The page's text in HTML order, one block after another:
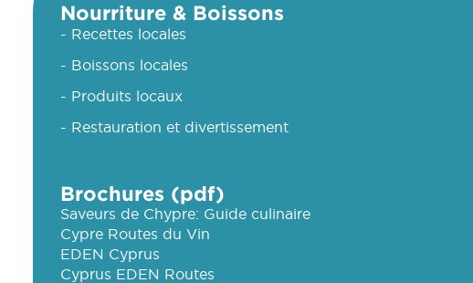
Nourriture & Boissons
- Recettes locales
- Boissons locales
- Produits locaux
- Restauration et divertissement
Brochures (pdf)
Saveurs de Chypre: Guide culinaire
Cypre Routes du Vin
EDEN Cyprus
Cyprus EDEN Routes